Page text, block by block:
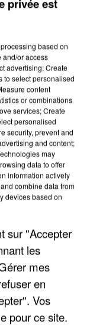
LES REFUGES
privée est
based on
and/or access
advertising; Create
to select personalised
content
or combinations
services; Create
personalised
security, prevent and
and content;
may
data to offer
information actively
combine data from
devices based on
sur "Accepter
les
mes
en
Vos
pour ce site.